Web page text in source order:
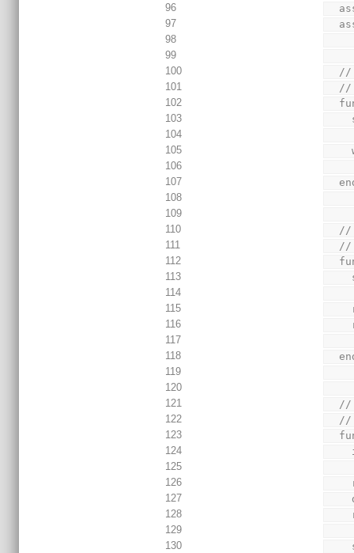
96
97
98
99
100
101
  //
102
103
104
105
106
107
108
109
110
111
  //
112
113
114
115
116
117
118
119
120
121
122
  //
123
124
125
126
127
128
129
130